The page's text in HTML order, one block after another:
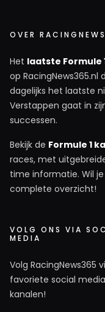
OVER
Het laatste Formule
op RacingNews365.nl
dagelijks het laatste
Verstappen gaat in
successen.
Bekijk de Formule 1
races, met
time informatie. Wil je
complete overzicht!
VOLG ONS VIA
MEDIA
Volg RacingNews365
favoriete social media
kanalen!